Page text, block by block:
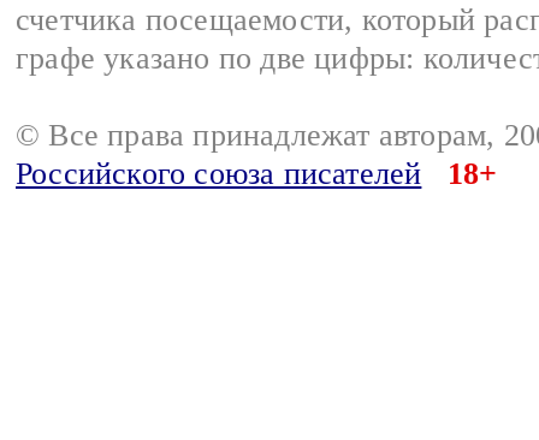
счетчика посещаемости, который
графе указано по две цифры:
© Все права принадлежат авторам,
Российского союза писателей
18+